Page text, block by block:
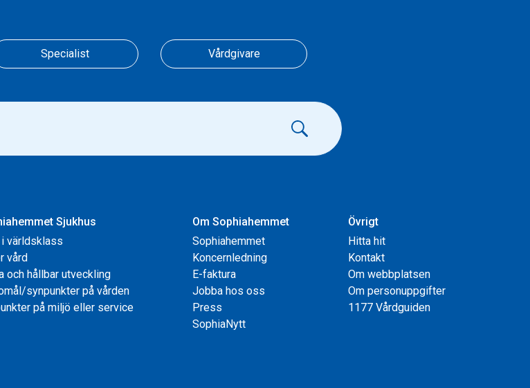
Specialist Vårdgivare
Sjukhus
i världsklass
vård
och hållbar utveckling
synpunkter på vården
på miljö eller service
Om Sophiahemmet
Sophiahemmet
Koncernledning
E-faktura
Jobba hos oss
Press
SophiaNytt
Övrigt
Hitta hit
Kontakt
Om webbplatsen
Om personuppgifter
1177 Vårdguiden